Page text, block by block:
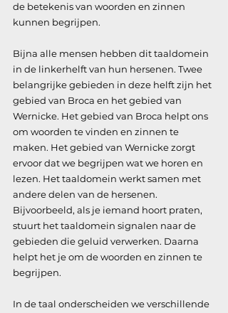
de betekenis van woorden en zinnen
kunnen begrijpen.
Bijna alle mensen hebben dit taaldomein
in de linkerhelft van hun hersenen. Twee
belangrijke gebieden in deze helft zijn het
gebied van Broca en het gebied van
Wernicke. Het gebied van Broca helpt ons
om woorden te vinden en zinnen te
maken. Het gebied van Wernicke zorgt
ervoor dat we begrijpen wat we horen en
lezen. Het taaldomein werkt samen met
andere delen van de hersenen.
Bijvoorbeeld, als je iemand hoort praten,
stuurt het taaldomein signalen naar de
gebieden die geluid verwerken. Daarna
helpt het je om de woorden en zinnen te
begrijpen.
In de taal onderscheiden we verschillende